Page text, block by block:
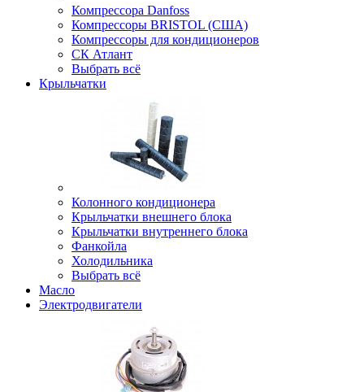
Компрессора Danfoss
Компрессоры BRISTOL (США)
Компрессоры для кондиционеров
СК Атлант
Выбрать всё
Крыльчатки
Колонного кондиционера
Крыльчатки внешнего блока
Крыльчатки внутреннего блока
Фанкойла
Холодильника
Выбрать всё
Масло
Электродвигатели